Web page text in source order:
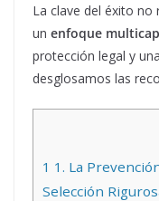
La clave del éxito no
un enfoque
protección legal y
desglosamos las
1 1. La
Selección